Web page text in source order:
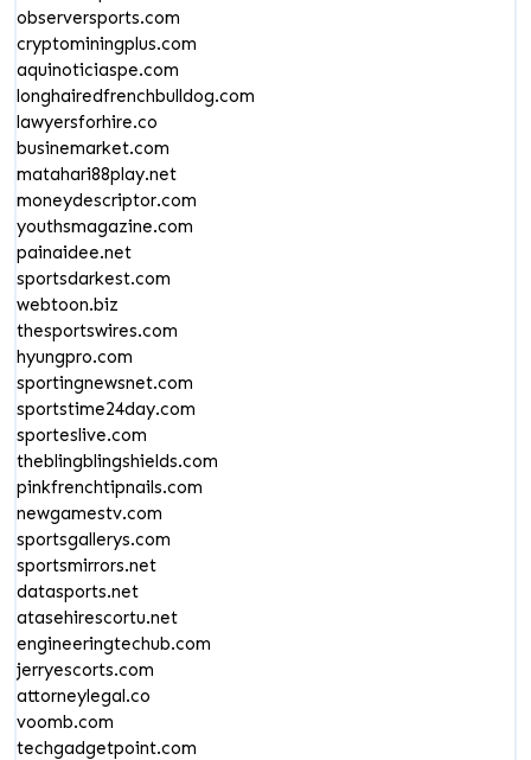
observersports.com
cryptominingplus.com
aquinoticiaspe.com
longhairedfrenchbulldog.com
lawyersforhire.co
businemarket.com
matahari88play.net
moneydescriptor.com
youthsmagazine.com
painaidee.net
sportsdarkest.com
webtoon.biz
thesportswires.com
hyungpro.com
sportingnewsnet.com
sportstime24day.com
sporteslive.com
theblingblingshields.com
pinkfrenchtipnails.com
newgamestv.com
sportsgallerys.com
sportsmirrors.net
datasports.net
atasehirescortu.net
engineeringtechub.com
jerryescorts.com
attorneylegal.co
voomb.com
techgadgetpoint.com